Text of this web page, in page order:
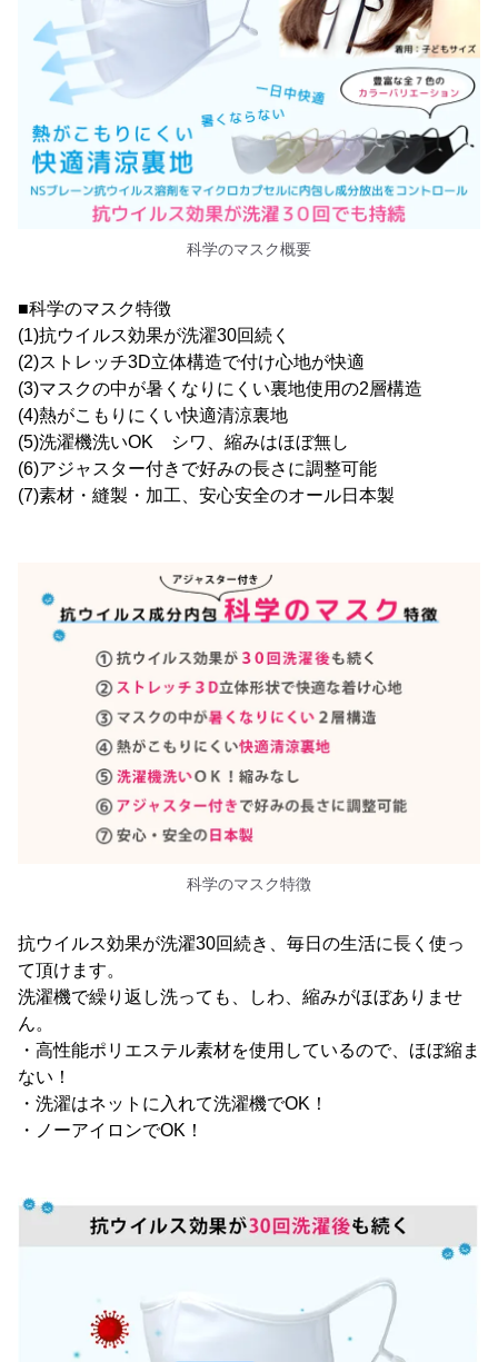
科学のマスク概要
■科学のマスク特徴
(1)抗ウイルス効果が洗濯30回続く
(2)ストレッチ3D立体構造で付け心地が快適
(3)マスクの中が暑くなりにくい裏地使用の2層構造
(4)熱がこもりにくい快適清涼裏地
(5)洗濯機洗いOK シワ、縮みはほぼ無し
(6)アジャスター付きで好みの長さに調整可能
(7)素材・縫製・加工、安心安全のオール日本製
科学のマスク特徴
抗ウイルス効果が洗濯30回続き、毎日の生活に長く使っ
て頂けます。
洗濯機で繰り返し洗っても、しわ、縮みがほぼありませ
ん。
・高性能ポリエステル素材を使用しているので、ほぼ縮ま
ない！
・洗濯はネットに入れて洗濯機でOK！
・ノーアイロンでOK！